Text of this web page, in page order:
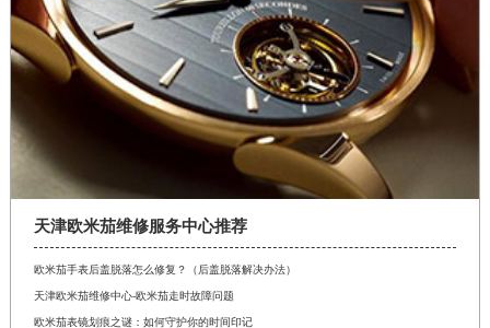
天津欧米茄维修服务中心推荐
欧米茄手表后盖脱落怎么修复？（后盖脱落解决办法）
天津欧米茄维修中心-欧米茄走时故障问题
欧米茄表镜划痕之谜：如何守护你的时间印记